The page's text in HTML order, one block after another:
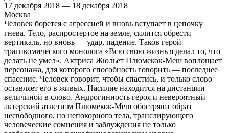
17 декабря 2018 — 18 декабря 2018
Москва
Человек борется с агрессией и вновь вступает в цепочку
гнева. Тело, распростертое на земле, силится обрести
вертикаль, но вновь — удар, падение. Таков герой
трагикомического монолога «Всю свою жизнь я делал то, что
делать не умел». Актриса Жюльет Плюмекок-Меш воплощает
персонажа, для которого способность говорить — последнее
спасение. Человек говорит, чтобы спастись, и только слово
оставляет его в живых. Насилие находится на дистанции
величиной в слово. Андрогинность героя и невероятный
актерский атлетизм Плюмекок-Меш обостряют образ
несвободного, но непокорного тела, транслирующего
человеческие сомнения и заблуждения не только